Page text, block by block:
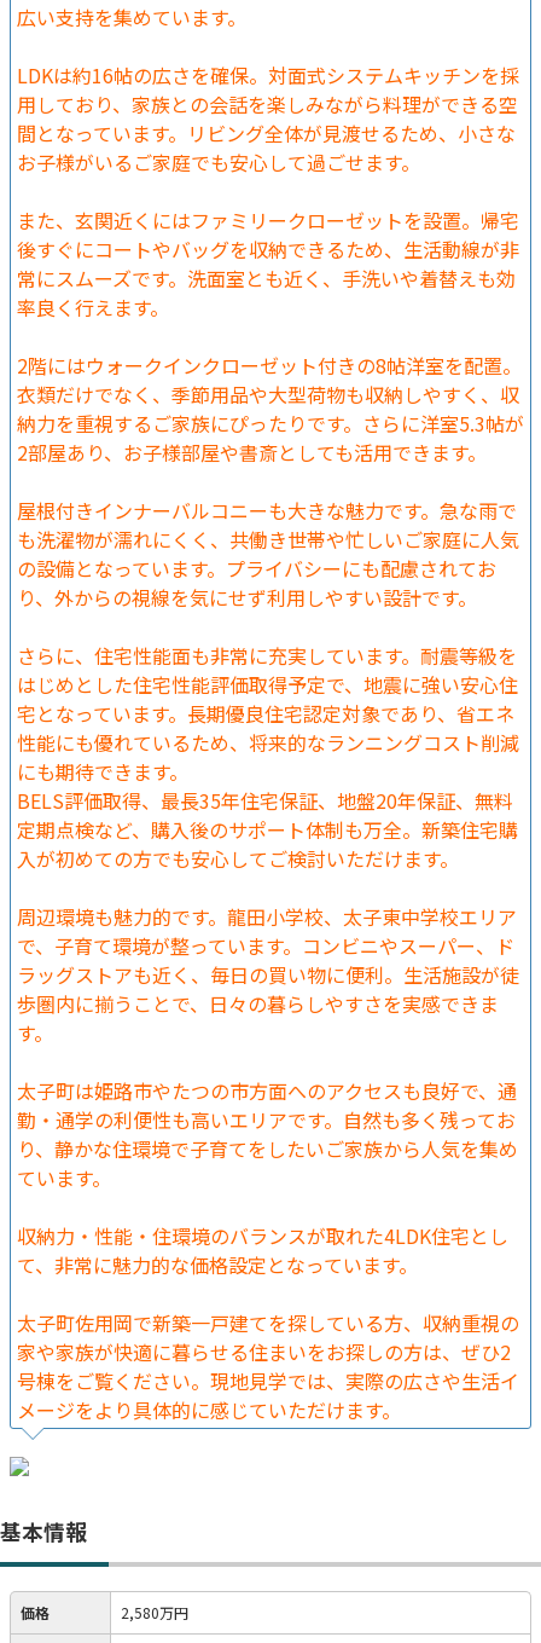
広い支持を集めています。
LDKは約16帖の広さを確保。対面式システムキッチンを採
用しており、家族との会話を楽しみながら料理ができる空
間となっています。リビング全体が見渡せるため、小さな
お子様がいるご家庭でも安心して過ごせます。
また、玄関近くにはファミリークローゼットを設置。帰宅
後すぐにコートやバッグを収納できるため、生活動線が非
常にスムーズです。洗面室とも近く、手洗いや着替えも効
率良く行えます。
2階にはウォークインクローゼット付きの8帖洋室を配置。
衣類だけでなく、季節用品や大型荷物も収納しやすく、収
納力を重視するご家族にぴったりです。さらに洋室5.3帖が
2部屋あり、お子様部屋や書斎としても活用できます。
屋根付きインナーバルコニーも大きな魅力です。急な雨で
も洗濯物が濡れにくく、共働き世帯や忙しいご家庭に人気
の設備となっています。プライバシーにも配慮されてお
り、外からの視線を気にせず利用しやすい設計です。
さらに、住宅性能面も非常に充実しています。耐震等級を
はじめとした住宅性能評価取得予定で、地震に強い安心住
宅となっています。長期優良住宅認定対象であり、省エネ
性能にも優れているため、将来的なランニングコスト削減
にも期待できます。
BELS評価取得、最長35年住宅保証、地盤20年保証、無料
定期点検など、購入後のサポート体制も万全。新築住宅購
入が初めての方でも安心してご検討いただけます。
周辺環境も魅力的です。龍田小学校、太子東中学校エリア
で、子育て環境が整っています。コンビニやスーパー、ド
ラッグストアも近く、毎日の買い物に便利。生活施設が徒
歩圏内に揃うことで、日々の暮らしやすさを実感できま
す。
太子町は姫路市やたつの市方面へのアクセスも良好で、通
勤・通学の利便性も高いエリアです。自然も多く残ってお
り、静かな住環境で子育てをしたいご家族から人気を集め
ています。
収納力・性能・住環境のバランスが取れた4LDK住宅とし
て、非常に魅力的な価格設定となっています。
太子町佐用岡で新築一戸建てを探している方、収納重視の
家や家族が快適に暮らせる住まいをお探しの方は、ぜひ2
号棟をご覧ください。現地見学では、実際の広さや生活イ
メージをより具体的に感じていただけます。
基本情報
価格 2,580万円